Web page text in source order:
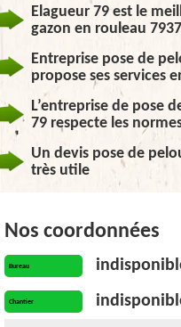
Elagueur 79 est le
gazon en rouleau
Entreprise pose de
propose ses services
L’entreprise de pose
79 respecte les
Un devis pose de
très utile
Nos coordonnées
Bureau
Chantier